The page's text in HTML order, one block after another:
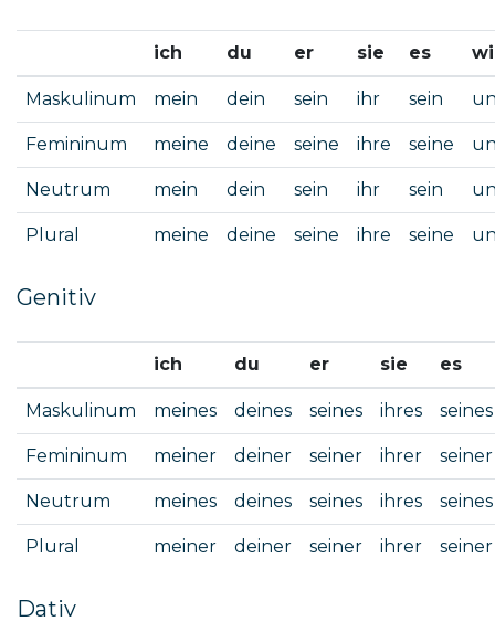
ich du er sie es
Maskulinum mein dein sein ihr sein
Femininum meine deine seine ihre seine
Neutrum mein dein sein ihr sein
Plural meine deine seine ihre seine
Genitiv
ich du er sie es
Maskulinum meines deines seines ihres seines
Femininum meiner deiner seiner ihrer seiner
Neutrum meines deines seines ihres seines
Plural meiner deiner seiner ihrer seiner
Dativ